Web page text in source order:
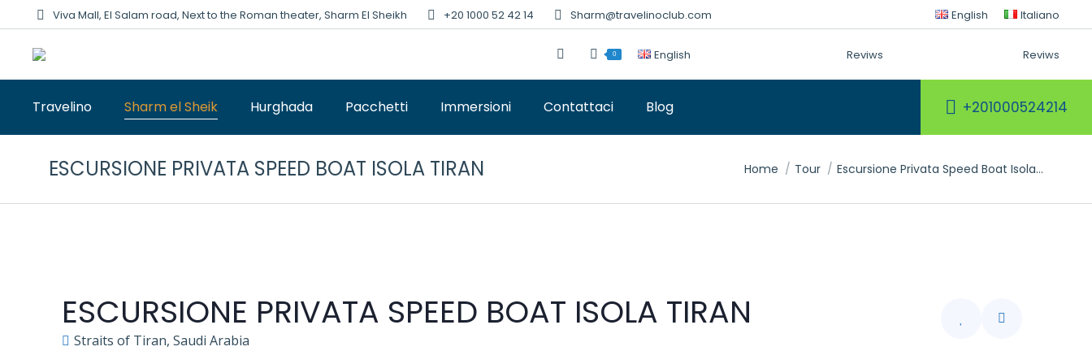
Viva Mall, El Salam road, Next to the Roman theater, Sharm El Sheikh +20 1000 52 42 14 Sharm@travelinoclub.com English Italiano
0 English Reviws Reviws
Travelino Sharm el Sheik Hurghada Pacchetti Immersioni Contattaci Blog +201000524214
ESCURSIONE PRIVATA SPEED BOAT ISOLA TIRAN Tu sei qui:
Home Tour Escursione Privata Speed Boat Isola…
ESCURSIONE PRIVATA SPEED BOAT ISOLA TIRAN
Straits of Tiran, Saudi Arabia